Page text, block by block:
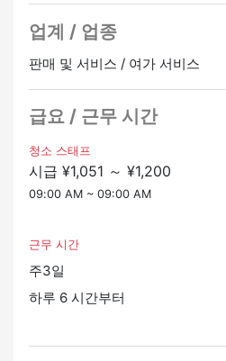
・초과근무 수당
・주차장이 있습니다 (자동차/오
★ 고용 조건 ★
➣ 기본적인 일본어를 할 수 있는
주권자의 배우자)
➣ 시간을 잘 지키고 열심히 일함
요시카와 (일본어) 영어나 타갈로
다른 담당자가 처리해 드립니다.
정사원 승급가능
업계 / 업종
판매 및 서비스 / 여가 서비스
급요 / 근무 시간
청소 스태프
시급 ¥1,051 ～ ¥1,200
09:00 AM ~ 09:00 AM
근무 시간
주3일
하루 6 시간부터